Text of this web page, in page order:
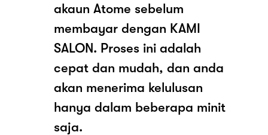
akaun Atome sebelum
membayar dengan KAMI
SALON. Proses ini adalah
cepat dan mudah, dan anda
akan menerima kelulusan
hanya dalam beberapa minit
saja.